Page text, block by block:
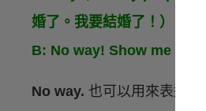
婚了。我要結婚了！）
B: No way! Show me the
No way. 也可以用來表達